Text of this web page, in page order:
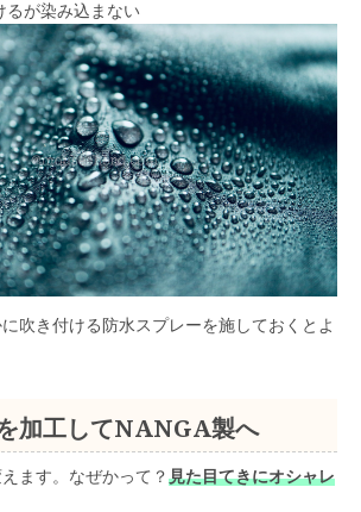
るが染み込まない
吹き付ける防水スプレーを施しておくとよ
加工してNANGA製へ
ます。なぜかって？見た目てきにオシャレ